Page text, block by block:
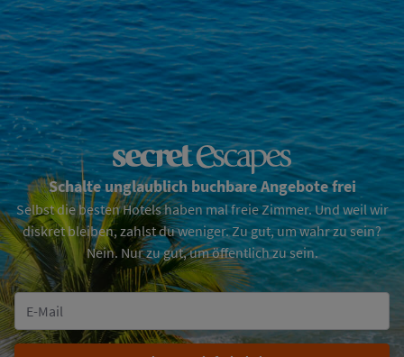
Schalte unglaublich buchbare Angebote frei
Selbst die besten Hotels haben mal freie Zimmer. Und weil wir
diskret bleiben, zahlst du weniger. Zu gut, um wahr zu sein?
Nein. Nur zu gut, um öffentlich zu sein.